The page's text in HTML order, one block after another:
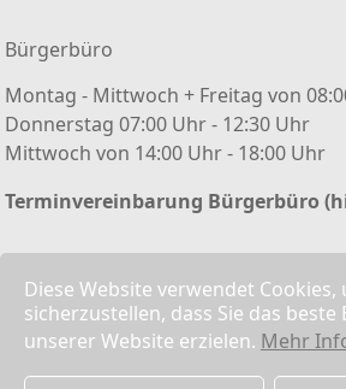
Diese Website verwendet Cookies,
sicherzustellen, dass Sie das beste
unserer Website erzielen. Mehr
Bürgerbüro
Montag - Mittwoch + Freitag von
Donnerstag 07:00 Uhr - 12:30 Uhr
Mittwoch von 14:00 Uhr - 18:00 Uhr
Terminvereinbarung Bürgerbüro
Kontaktformular
Impressum
Datenschutz